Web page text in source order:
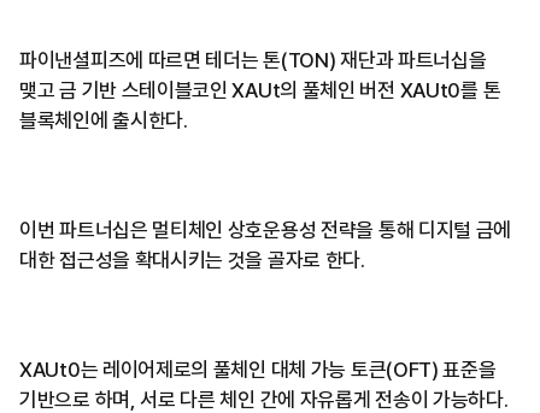
파이낸셜피즈에 따르면 테더는 톤(TON) 재단과 파트너십을
맺고 금 기반 스테이블코인 XAUt의 풀체인 버전 XAUt0를 톤
블록체인에 출시한다.
이번 파트너십은 멀티체인 상호운용성 전략을 통해 디지털 금에
대한 접근성을 확대시키는 것을 골자로 한다.
XAUt0는 레이어제로의 풀체인 대체 가능 토큰(OFT) 표준을
기반으로 하며, 서로 다른 체인 간에 자유롭게 전송이 가능하다.